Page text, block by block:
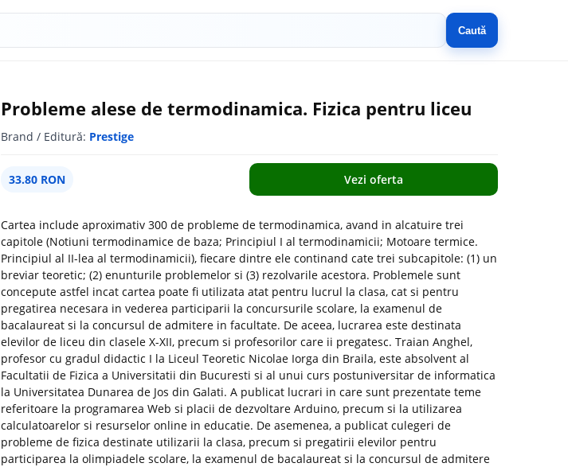
Caută
Probleme alese de termodinamica. Fizica pentru liceu
Brand / Editură: Prestige
33.80 RON Vezi oferta
Cartea include aproximativ 300 de probleme de termodinamica, avand in alcatuire trei
capitole (Notiuni termodinamice de baza; Principiul I al termodinamicii; Motoare termice.
Principiul al II-lea al termodinamicii), fiecare dintre ele continand cate trei subcapitole: (1) un
breviar teoretic; (2) enunturile problemelor si (3) rezolvarile acestora. Problemele sunt
concepute astfel incat cartea poate fi utilizata atat pentru lucrul la clasa, cat si pentru
pregatirea necesara in vederea participarii la concursurile scolare, la examenul de
bacalaureat si la concursul de admitere in facultate. De aceea, lucrarea este destinata
elevilor de liceu din clasele X-XII, precum si profesorilor care ii pregatesc. Traian Anghel,
profesor cu gradul didactic I la Liceul Teoretic Nicolae Iorga din Braila, este absolvent al
Facultatii de Fizica a Universitatii din Bucuresti si al unui curs postuniversitar de informatica
la Universitatea Dunarea de Jos din Galati. A publicat lucrari in care sunt prezentate teme
referitoare la programarea Web si placii de dezvoltare Arduino, precum si la utilizarea
calculatoarelor si resurselor online in educatie. De asemenea, a publicat culegeri de
probleme de fizica destinate utilizarii la clasa, precum si pregatirii elevilor pentru
participarea la olimpiadele scolare, la examenul de bacalaureat si la concursul de admitere